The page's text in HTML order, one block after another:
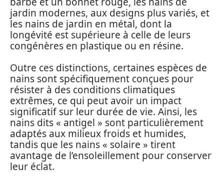
jardin modernes, aux designs plus variés, et
les nains de jardin en métal, dont la
longévité est supérieure à celle de leurs
congénères en plastique ou en résine.
Outre ces distinctions, certaines espèces de
nains sont spécifiquement conçues pour
résister à des conditions climatiques
extrêmes, ce qui peut avoir un impact
significatif sur leur durée de vie. Ainsi, les
nains dits « antigel » sont particulièrement
adaptés aux milieux froids et humides,
tandis que les nains « solaire » tirent
avantage de l’ensoleillement pour conserver
leur éclat.